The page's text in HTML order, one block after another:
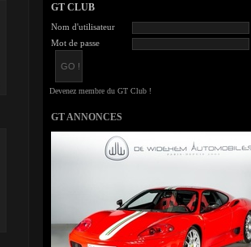
GT CLUB
Nom d'utilisateur
Mot de passe
GT ANNONCES